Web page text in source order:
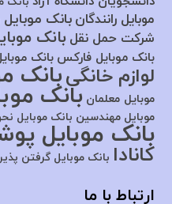
موبایل رانندگان بانک
شرکت حمل نقل بانک
بانک موبایل فارکس بانک
لوازم خانگیبانک
موبایل معلمان بانک
موبایل مهندسین بانک موبایل
بانک موبایل
کانادا بانک موبایل گرفتن
ارتباط با ما